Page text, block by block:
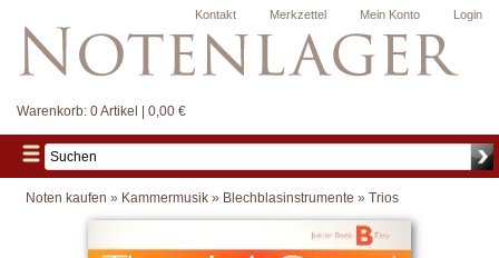
Login
Mein Konto
Merkzettel
Kontakt
Warenkorb: 0 Artikel | 0,00 €
Noten kaufen » Kammermusik » Blechblasinstrumente » Trios